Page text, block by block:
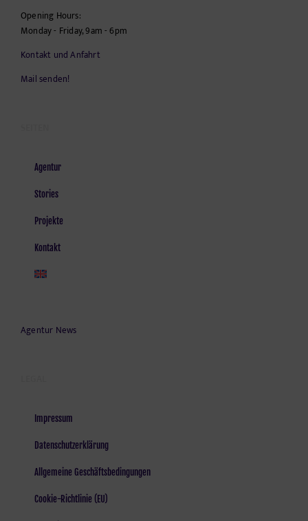
Opening Hours:
Monday - Friday, 9am - 6pm
Kontakt und Anfahrt
Mail senden!
Agentur
Stories
Projekte
Kontakt
Agentur News
Impressum
Datenschutzerklärung
Allgemeine Geschäftsbedingungen
Cookie-Richtlinie (EU)